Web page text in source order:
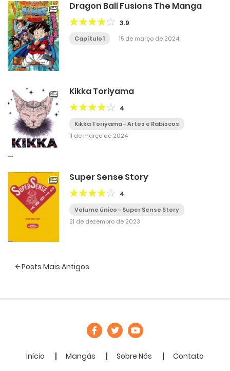
Dragon Ball Fusions The Manga
3.9
Capítulo 1 15 de março de 2024
Kikka Toriyama
4
Kikka Toriyama - Artes e Rabiscos
11 de março de 2024
Super Sense Story
4
Volume único - Super Sense Story
21 de dezembro de 2023
Navegação
Posts Mais Antigos
Início Mangás Sobre Nós Contato